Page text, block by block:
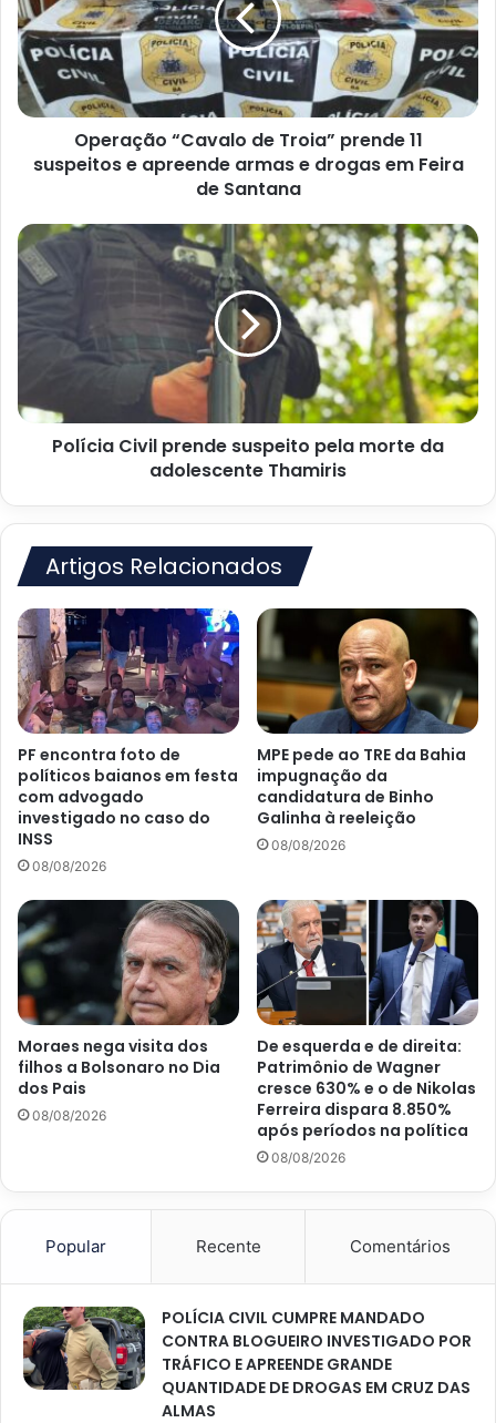
prende
11
suspeitos
e
apreende
Feira
de
Santana
Operação “Cavalo de Troia” prende 11
suspeitos e apreende armas e drogas em Feira
de Santana
Polícia
Civil
prende
suspeito
pela
Thamiris
Polícia Civil prende suspeito pela morte da
adolescente Thamiris
Artigos Relacionados
PF encontra foto de
políticos baianos em festa
com advogado
investigado no caso do
INSS
08/08/2026
MPE pede ao TRE da Bahia
impugnação da
candidatura de Binho
Galinha à reeleição
08/08/2026
Moraes nega visita dos
filhos a Bolsonaro no Dia
dos Pais
08/08/2026
De esquerda e de direita:
Patrimônio de Wagner
cresce 630% e o de Nikolas
Ferreira dispara 8.850%
após períodos na política
08/08/2026
Popular Recente Comentários
POLÍCIA CIVIL CUMPRE MANDADO
CONTRA BLOGUEIRO INVESTIGADO POR
TRÁFICO E APREENDE GRANDE
QUANTIDADE DE DROGAS EM CRUZ DAS
ALMAS